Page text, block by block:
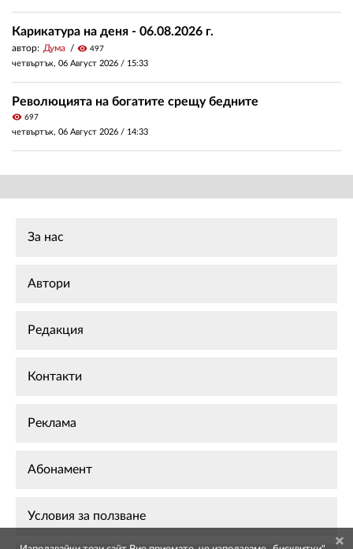
Карикатура на деня - 06.08.2026 г.
автор: Дума visibility 497
четвъртък, 06 Август 2026 / 15:33
Революцията на богатите срещу бедните
visibility 697
четвъртък, 06 Август 2026 / 14:33
За нас
Автори
Редакция
Контакти
Реклама
Абонамент
Условия за ползване